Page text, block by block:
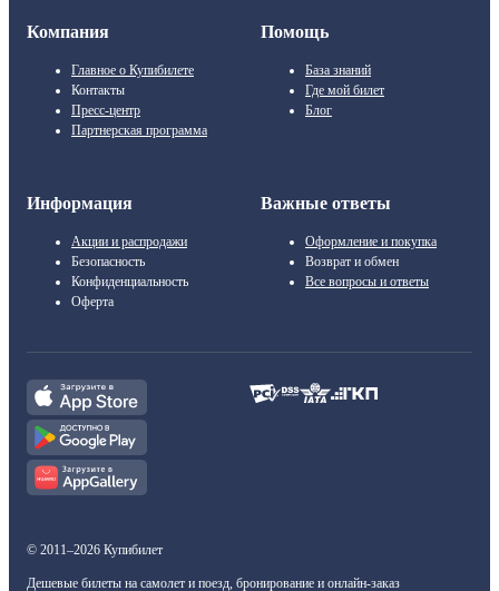
Компания
Главное о Купибилете
Контакты
Пресс-центр
Партнерская программа
Помощь
База знаний
Где мой билет
Блог
Информация
Акции и распродажи
Безопасность
Конфиденциальность
Оферта
Важные ответы
Оформление и покупка
Возврат и обмен
Все вопросы и ответы
© 2011–2026 Купибилет
Дешевые билеты на самолет и поезд, бронирование и онлайн-заказ